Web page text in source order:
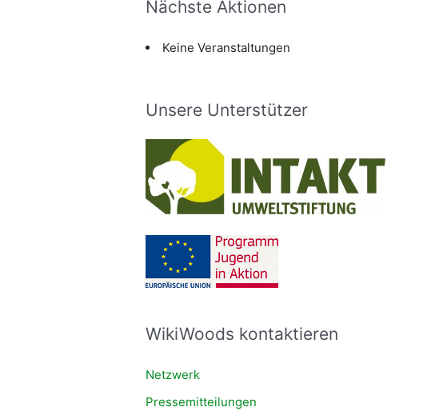
Nächste Aktionen
Keine Veranstaltungen
Unsere Unterstützer
WikiWoods kontaktieren
Netzwerk
Pressemitteilungen